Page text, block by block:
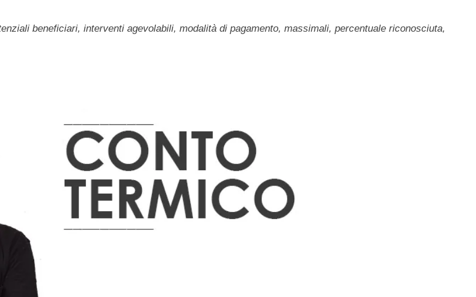
beneficiari, interventi agevolabili, modalità di pagamento, massimali, percentuale riconosciuta,